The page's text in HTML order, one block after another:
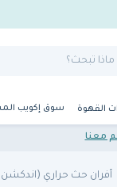
القهوة سوق إكويب
معنا
أفران حث حراري